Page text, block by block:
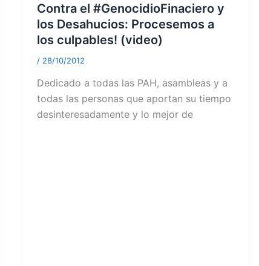
Contra el #GenocidioFinaciero y
los Desahucios: Procesemos a
los culpables! (video)
/ 28/10/2012
Dedicado a todas las PAH, asambleas y a
todas las personas que aportan su tiempo
desinteresadamente y lo mejor de